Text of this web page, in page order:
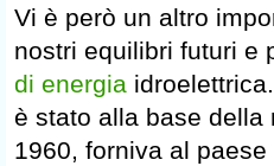
Vi è però un altro
nostri equilibri futuri e
di energia
è stato alla base della
1960, forniva al